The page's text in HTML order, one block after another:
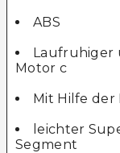
ABS
Laufruhiger
Motor c
Mit Hilfe der
leichter
Segment